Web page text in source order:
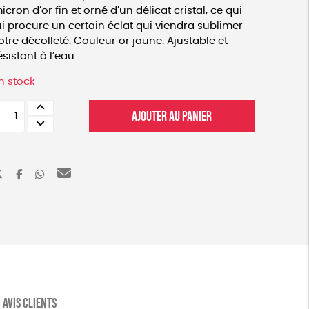
d’or fin et orné d’un délicat cristal, ce qui
procure un certain éclat qui viendra sublimer
décolleté. Couleur or jaune. Ajustable et
à l’eau.
stock
AJOUTER AU PANIER
AVIS CLIENTS